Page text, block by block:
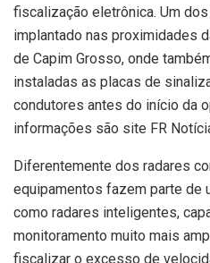
fiscalização eletrônica. Um
implantado nas proximidades
de Capim Grosso, onde
instaladas as placas de
condutores antes do início da
informações são site FR
Diferentemente dos radares
equipamentos fazem parte de
como radares inteligentes,
monitoramento muito mais
fiscalizar o excesso de